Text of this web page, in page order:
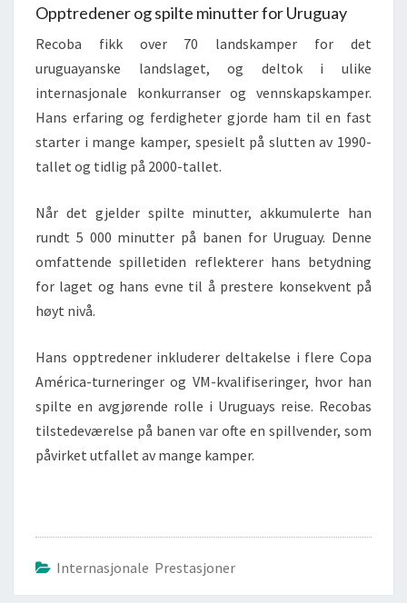
Opptredener og spilte minutter for Uruguay
Recoba fikk over 70 landskamper for det
uruguayanske landslaget, og deltok i ulike
internasjonale konkurranser og vennskapskamper.
Hans erfaring og ferdigheter gjorde ham til en fast
starter i mange kamper, spesielt på slutten av 1990-
tallet og tidlig på 2000-tallet.
Når det gjelder spilte minutter, akkumulerte han
rundt 5 000 minutter på banen for Uruguay. Denne
omfattende spilletiden reflekterer hans betydning
for laget og hans evne til å prestere konsekvent på
høyt nivå.
Hans opptredener inkluderer deltakelse i flere Copa
América-turneringer og VM-kvalifiseringer, hvor han
spilte en avgjørende rolle i Uruguays reise. Recobas
tilstedeværelse på banen var ofte en spillvender, som
påvirket utfallet av mange kamper.
Internasjonale Prestasjoner